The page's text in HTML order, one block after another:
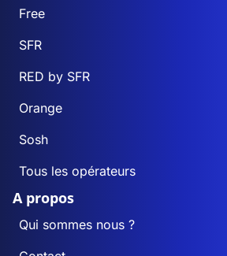
Free
SFR
RED by SFR
Orange
Sosh
Tous les opérateurs
A propos
Qui sommes nous ?